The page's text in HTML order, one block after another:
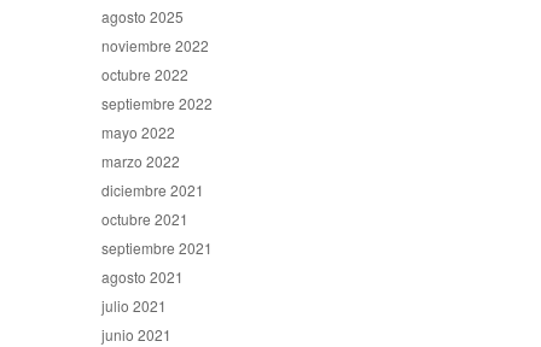
agosto 2025
noviembre 2022
octubre 2022
septiembre 2022
mayo 2022
marzo 2022
diciembre 2021
octubre 2021
septiembre 2021
agosto 2021
julio 2021
junio 2021